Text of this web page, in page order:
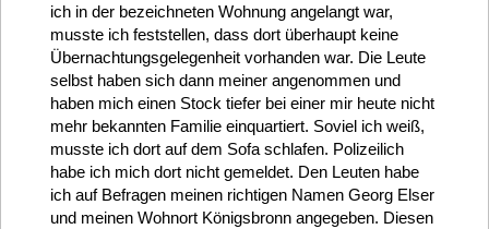
ich in der bezeichneten Wohnung angelangt war,
musste ich feststellen, dass dort überhaupt keine
Übernachtungsgelegenheit vorhanden war. Die Leute
selbst haben sich dann meiner angenommen und
haben mich einen Stock tiefer bei einer mir heute nicht
mehr bekannten Familie einquartiert. Soviel ich weiß,
musste ich dort auf dem Sofa schlafen. Polizeilich
habe ich mich dort nicht gemeldet. Den Leuten habe
ich auf Befragen meinen richtigen Namen Georg Elser
und meinen Wohnort Königsbronn angegeben. Diesen